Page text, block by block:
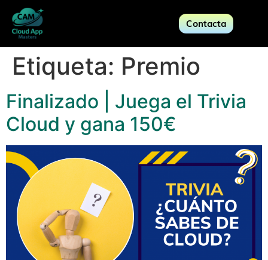
Contacta
Etiqueta: Premio
Finalizado | Juega el Trivia
Cloud y gana 150€